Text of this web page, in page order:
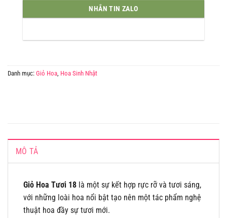
NHẮN TIN ZALO
Danh mục: Giỏ Hoa Hoa Sinh Nhật
MÔ TẢ
Giỏ Hoa Tươi 18 là một sự kết hợp rực rỡ và tươi sáng,
với những loài hoa nổi bật tạo nên một tác phẩm nghệ
thuật hoa đầy sự tươi mới.